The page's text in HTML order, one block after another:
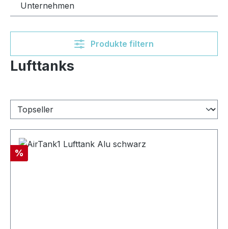
Unternehmen
Produkte filtern
Lufttanks
Rabatt
%